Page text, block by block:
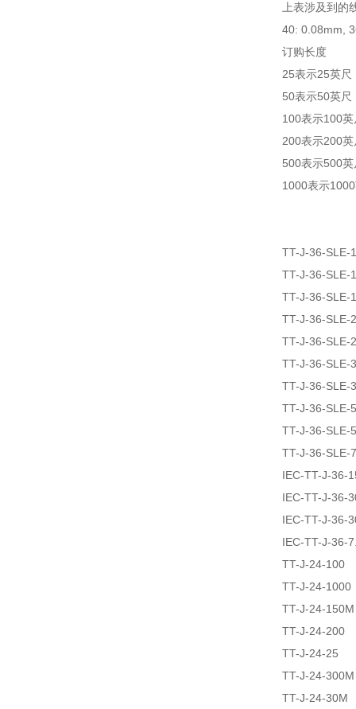
上表涉及到的
40: 0.08mm,
订购长度
25表示25英尺
50表示50英尺
100表示100
200表示200
500表示500
1000表示
TT-J-36-SLE-
TT-J-36-SLE-
TT-J-36-SLE-
TT-J-36-SLE-
TT-J-36-SLE-
TT-J-36-SLE-
TT-J-36-SLE-
TT-J-36-SLE-
TT-J-36-SLE-
TT-J-36-SLE-
IEC-TT-J-36-
IEC-TT-J-36-
IEC-TT-J-36-
IEC-TT-J-36-
TT-J-24-100
TT-J-24-1000
TT-J-24-150M
TT-J-24-200
TT-J-24-25
TT-J-24-300M
TT-J-24-30M